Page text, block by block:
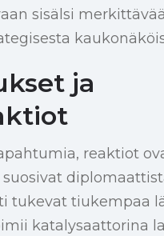
sisälsi
ja
reaktiot
tukevat tiukempaa
katalysaattorina